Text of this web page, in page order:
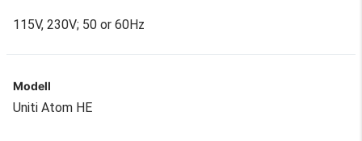
115V, 230V; 50 or 60Hz
Modell
Uniti Atom HE